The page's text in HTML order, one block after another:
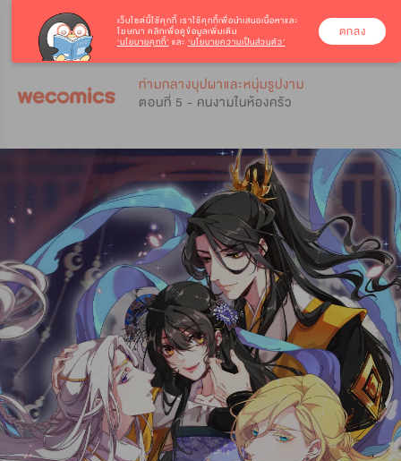
ท่ามกลางบุปผาและหนุ่มรูปงาม
ตอนที่ 5 - คนงามในห้องครัว
เว็บไซต์นี้ใช้คุกกี้ เราใช้คุกกี้เพื่อนำเสนอเนื้อหาและ
โฆษณา คลิกเพื่อดูข้อมูลเพิ่มเติม
‘นโยบายคุกกี้’ และ ‘นโยบายความเป็นส่วนตัว’
ตกลง